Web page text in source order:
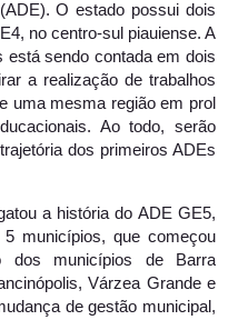
O estado possui dois
no centro-sul piauiense. A
está sendo contada em dois
a realização de trabalhos
uma mesma região em prol
Ao todo, serão
dos primeiros ADEs
a história do ADE GE5,
municípios, que começou
dos municípios de Barra
Várzea Grande e
de gestão municipal,